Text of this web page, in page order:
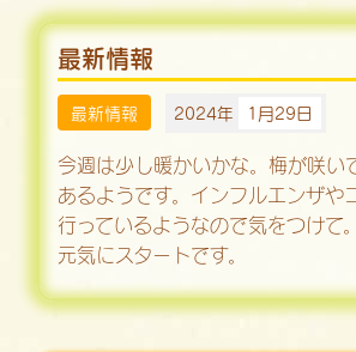
最新情報
最新情報 2024年 1月29日
今週は少し暖かいかな。梅が咲い
あるようです。インフルエンザや
行っているようなので気をつけて
元気にスタートです。